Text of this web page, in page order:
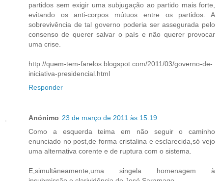
partidos sem exigir uma subjugação ao partido mais forte,
evitando os anti-corpos mútuos entre os partidos. A
sobrevivência de tal governo poderia ser assegurada pelo
consenso de querer salvar o país e não querer provocar
uma crise.
http://quem-tem-farelos.blogspot.com/2011/03/governo-de-
iniciativa-presidencial.html
Responder
Anónimo 23 de março de 2011 às 15:19
Como a esquerda teima em não seguir o caminho
enunciado no post,de forma cristalina e esclarecida,só vejo
uma alternativa corente e de ruptura com o sistema.
E,simultâneamente,uma singela homenagem à